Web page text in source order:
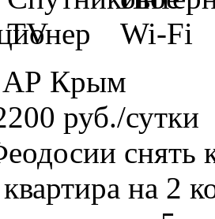
АР Крым
руб./сутки
снять
квартира на 2